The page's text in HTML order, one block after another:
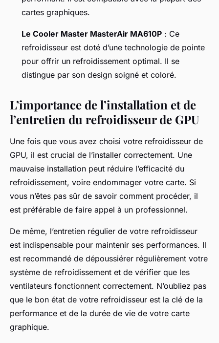
cartes graphiques.
Le Cooler Master MasterAir MA610P : Ce
refroidisseur est doté d’une technologie de pointe
pour offrir un refroidissement optimal. Il se
distingue par son design soigné et coloré.
L’importance de l’installation et de
l’entretien du refroidisseur de GPU
Une fois que vous avez choisi votre refroidisseur de
GPU, il est crucial de l’installer correctement. Une
mauvaise installation peut réduire l’efficacité du
refroidissement, voire endommager votre carte. Si
vous n’êtes pas sûr de savoir comment procéder, il
est préférable de faire appel à un professionnel.
De même, l’entretien régulier de votre refroidisseur
est indispensable pour maintenir ses performances. Il
est recommandé de dépoussiérer régulièrement votre
système de refroidissement et de vérifier que les
ventilateurs fonctionnent correctement. N’oubliez pas
que le bon état de votre refroidisseur est la clé de la
performance et de la durée de vie de votre carte
graphique.